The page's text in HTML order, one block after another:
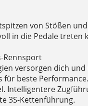
von Stößen
in die Pedale treten
Rennsport
versorgen dich
beste
Intelligentere
3S-Kettenführung.